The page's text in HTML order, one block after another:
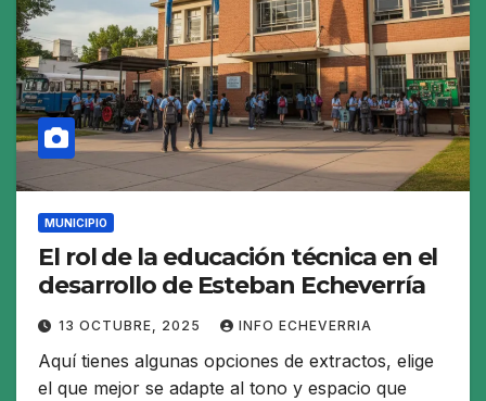
MUNICIPIO
El rol de la educación técnica en el
desarrollo de Esteban Echeverría
13 OCTUBRE, 2025 INFO ECHEVERRIA
Aquí tienes algunas opciones de extractos, elige
el que mejor se adapte al tono y espacio que